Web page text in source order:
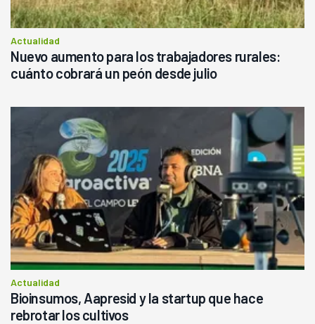
Actualidad
Nuevo aumento para los trabajadores rurales:
cuánto cobrará un peón desde julio
Actualidad
Bioinsumos, Aapresid y la startup que hace
rebrotar los cultivos